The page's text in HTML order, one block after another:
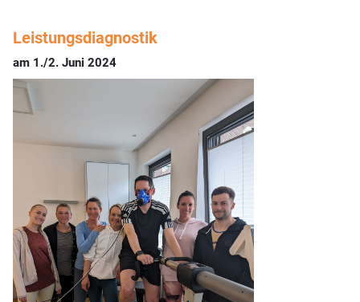
Leistungsdiagnostik
am 1./2. Juni 2024